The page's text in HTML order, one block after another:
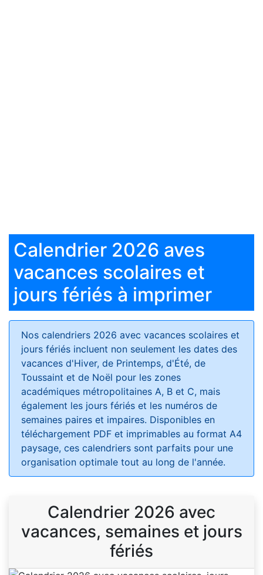
Calendrier 2026 aves
vacances scolaires et
jours fériés à imprimer
Nos calendriers 2026 avec vacances scolaires et
jours fériés incluent non seulement les dates des
vacances d'Hiver, de Printemps, d'Été, de
Toussaint et de Noël pour les zones
académiques métropolitaines A, B et C, mais
également les jours fériés et les numéros de
semaines paires et impaires. Disponibles en
téléchargement PDF et imprimables au format A4
paysage, ces calendriers sont parfaits pour une
organisation optimale tout au long de l'année.
Calendrier 2026 avec
vacances, semaines et jours
fériés